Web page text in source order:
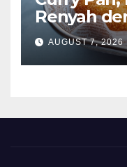
Renyah
Menggoda
AUGUST 7, 2026